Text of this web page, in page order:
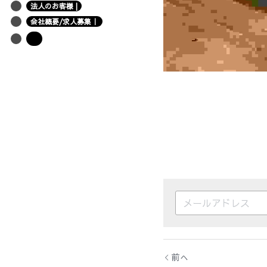
法人のお客様 |
会社概要/求人募集｜
前へ